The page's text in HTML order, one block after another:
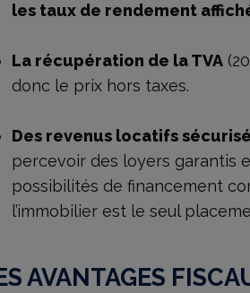
les taux de rendement
La récupération de la TVA
donc le prix hors taxes.
Des revenus locatifs
percevoir des loyers garantis
possibilités de financement
l’immobilier est le seul
AVANTAGES